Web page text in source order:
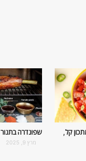
קל,
שפונדרה בתנור
מרץ 9, 2025